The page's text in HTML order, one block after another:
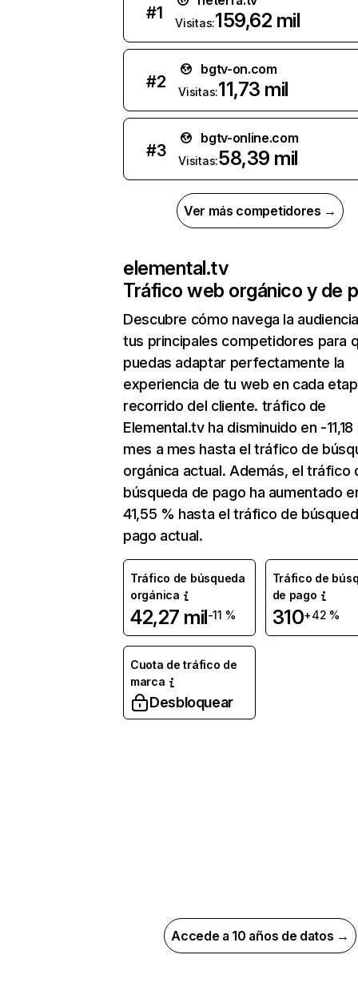
#1
Visitas:159,62 mil
#2
bgtv-on.com
Visitas:11,73 mil
#3
bgtv-online.com
Visitas:58,39 mil
Ver más competidores →
elemental.tv
Tráfico web orgánico y de
Descubre cómo navega la
tus principales competidores para
puedas adaptar perfectamente la
experiencia de tu web en cada
recorrido del cliente. tráfico de
Elemental.tv ha disminuido en -11,18
mes a mes hasta el tráfico de
orgánica actual. Además, el tráfico
búsqueda de pago ha aumentado
41,55 % hasta el tráfico de
pago actual.
Tráfico de búsqueda
orgánica
42,27 mil-11 %
Tráfico de
de pago
310+42 %
Cuota de tráfico de
marca
Desbloquear
Accede a 10 años de datos →